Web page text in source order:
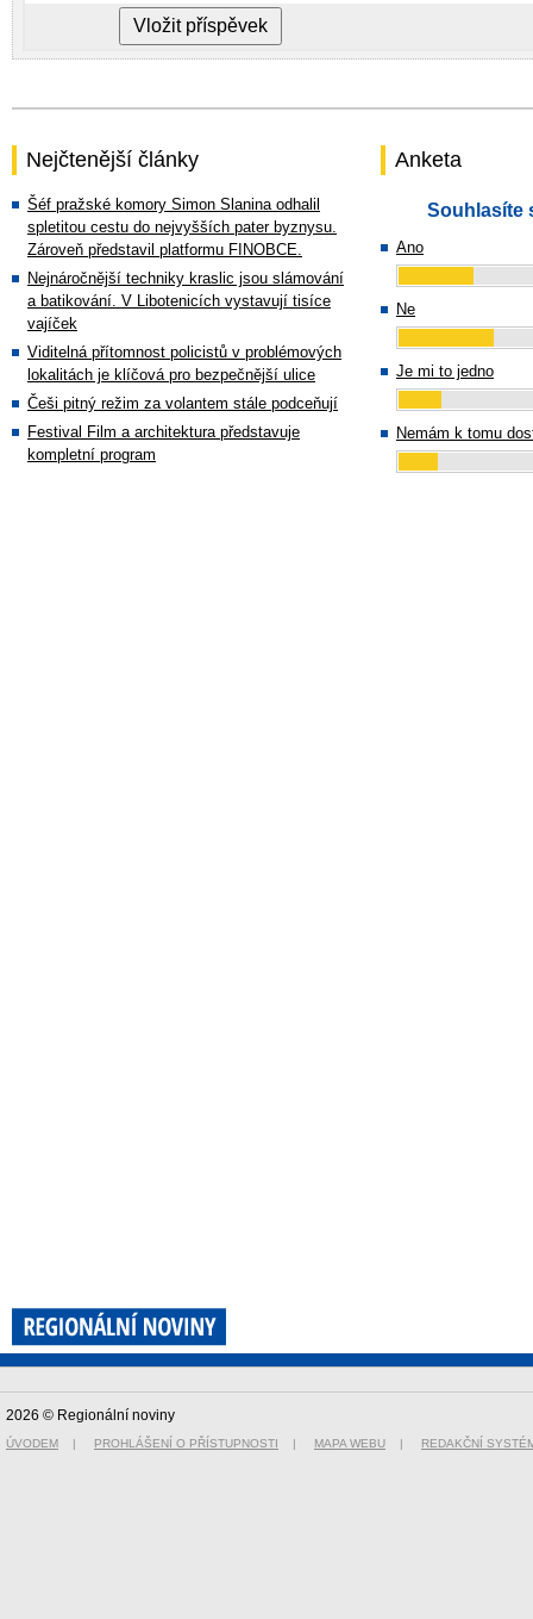
Nejčtenější články
Šéf pražské komory Simon Slanina odhalil
spletitou cestu do nejvyšších pater byznysu.
Zároveň představil platformu FINOBCE.
Nejnáročnější techniky kraslic jsou slámování
a batikování. V Libotenicích vystavují tisíce
vajíček
Viditelná přítomnost policistů v problémových
lokalitách je klíčová pro bezpečnější ulice
Češi pitný režim za volantem stále podceňují
Festival Film a architektura představuje
kompletní program
Anketa
Souhlasíte
Ano
Ne
Je mi to jedno
Nemám k tomu
2026 © Regionální noviny
ÚVODEM | PROHLÁŠENÍ O PŘÍSTUPNOSTI | MAPA WEBU | REDAKČNÍ